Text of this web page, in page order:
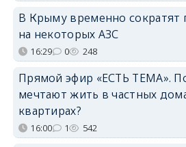
В Крыму временно сократят
на некоторых АЗС
16:29 0 248
Прямой эфир «ЕСТЬ ТЕМА».
мечтают жить в частных
квартирах?
16:00 1 542